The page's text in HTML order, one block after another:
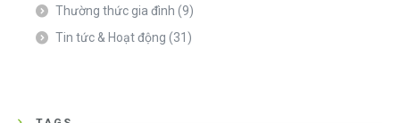
Thường thức gia đình (9)
Tin tức & Hoạt động (31)